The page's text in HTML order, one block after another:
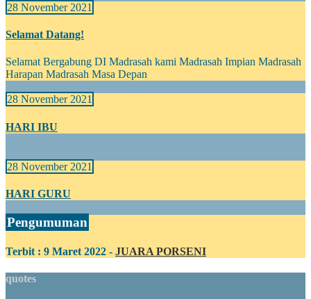
28 November 2021
Selamat Datang!
Selamat Bergabung DI Madrasah kami Madrasah Impian Madrasah
Harapan Madrasah Masa Depan
28 November 2021
HARI IBU
28 November 2021
HARI GURU
Pengumuman
Terbit : 9 Maret 2022 - JUARA PORSENI
quotes